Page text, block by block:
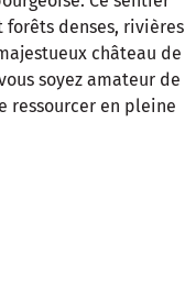
denses, rivières
château de
soyez amateur de
ressourcer en pleine